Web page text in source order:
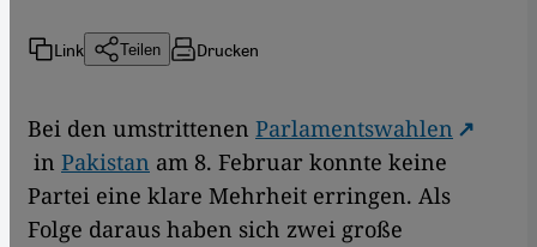
Link Teilen Drucken
Bei den umstrittenen Parlamentswahlen
in Pakistan am 8. Februar konnte keine
Partei eine klare Mehrheit erringen. Als
Folge daraus haben sich zwei große